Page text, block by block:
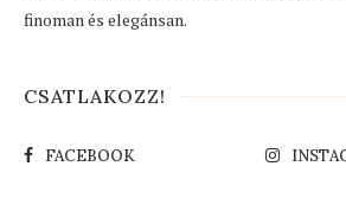
finoman és elegánsan.
CSATLAKOZZ!
FACEBOOK